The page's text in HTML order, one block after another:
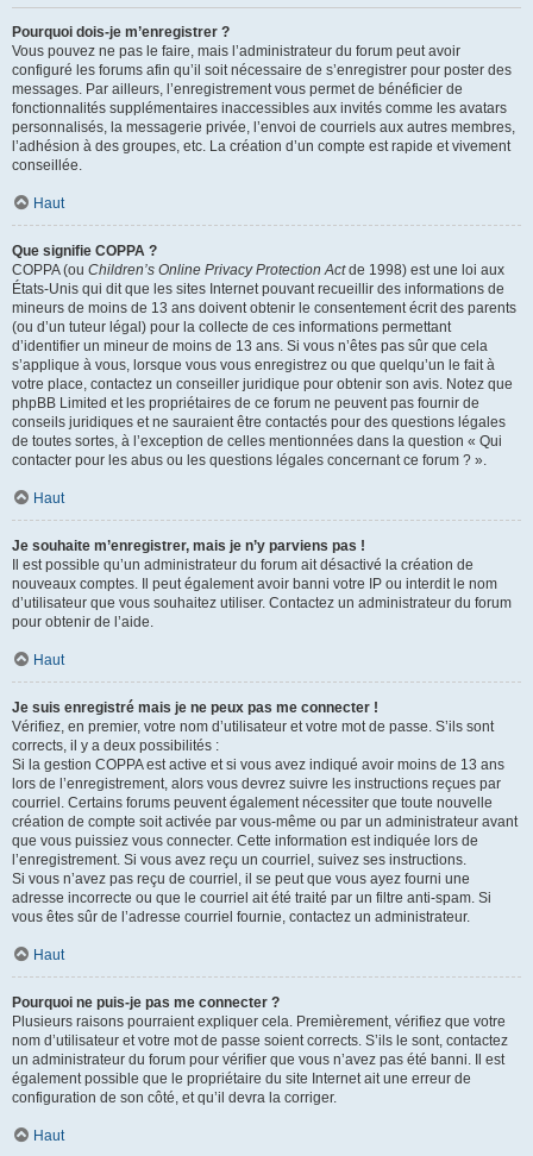
Pourquoi dois-je m’enregistrer ?
Vous pouvez ne pas le faire, mais l’administrateur du forum peut avoir
configuré les forums afin qu’il soit nécessaire de s’enregistrer pour poster des
messages. Par ailleurs, l’enregistrement vous permet de bénéficier de
fonctionnalités supplémentaires inaccessibles aux invités comme les avatars
personnalisés, la messagerie privée, l’envoi de courriels aux autres membres,
l’adhésion à des groupes, etc. La création d’un compte est rapide et vivement
conseillée.
Haut
Que signifie COPPA ?
COPPA (ou Children’s Online Privacy Protection Actde 1998) est une loi aux
États-Unis qui dit que les sites Internet pouvant recueillir des informations de
mineurs de moins de 13 ans doivent obtenir le consentement écrit des parents
(ou d’un tuteur légal) pour la collecte de ces informations permettant
d’identifier un mineur de moins de 13 ans. Si vous n’êtes pas sûr que cela
s’applique à vous, lorsque vous vous enregistrez ou que quelqu’un le fait à
votre place, contactez un conseiller juridique pour obtenir son avis. Notez que
phpBB Limited et les propriétaires de ce forum ne peuvent pas fournir de
conseils juridiques et ne sauraient être contactés pour des questions légales
de toutes sortes, à l’exception de celles mentionnées dans la question « Qui
contacter pour les abus ou les questions légales concernant ce forum ? ».
Haut
Je souhaite m’enregistrer, mais je n’y parviens pas !
Il est possible qu’un administrateur du forum ait désactivé la création de
nouveaux comptes. Il peut également avoir banni votre IP ou interdit le nom
d’utilisateur que vous souhaitez utiliser. Contactez un administrateur du forum
pour obtenir de l’aide.
Haut
Je suis enregistré mais je ne peux pas me connecter !
Vérifiez, en premier, votre nom d’utilisateur et votre mot de passe. S’ils sont
corrects, il y a deux possibilités :
Si la gestion COPPA est active et si vous avez indiqué avoir moins de 13 ans
lors de l’enregistrement, alors vous devrez suivre les instructions reçues par
courriel. Certains forums peuvent également nécessiter que toute nouvelle
création de compte soit activée par vous-même ou par un administrateur avant
que vous puissiez vous connecter. Cette information est indiquée lors de
l’enregistrement. Si vous avez reçu un courriel, suivez ses instructions.
Si vous n’avez pas reçu de courriel, il se peut que vous ayez fourni une
adresse incorrecte ou que le courriel ait été traité par un filtre anti-spam. Si
vous êtes sûr de l’adresse courriel fournie, contactez un administrateur.
Haut
Pourquoi ne puis-je pas me connecter ?
Plusieurs raisons pourraient expliquer cela. Premièrement, vérifiez que votre
nom d’utilisateur et votre mot de passe soient corrects. S’ils le sont, contactez
un administrateur du forum pour vérifier que vous n’avez pas été banni. Il est
également possible que le propriétaire du site Internet ait une erreur de
configuration de son côté, et qu’il devra la corriger.
Haut